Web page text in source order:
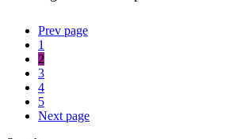
Prev page
1
2
3
4
5
Next page